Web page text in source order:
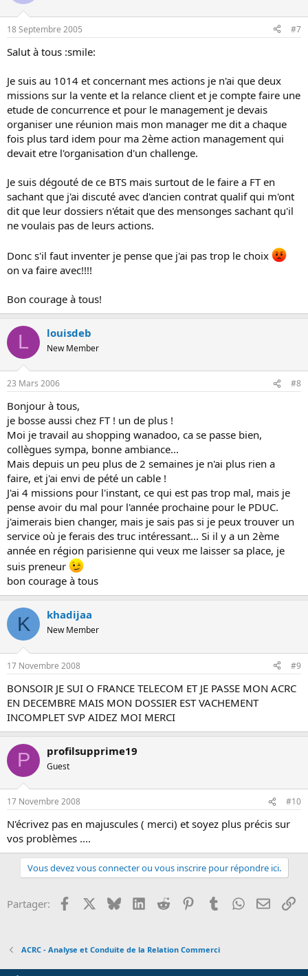
18 Septembre 2005 #7
Salut à tous :smile:
Je suis au 1014 et concernant mes actions je n'ai que deux
missions sur la vente et la relance client et je compte faire une
etude de concurrence et pour le management je devais
organiser une réunion mais mon manager me dit a chaque
fois plus tard idem pour ma 2ème action management qui
devait etre l'organisation d'un challenge.
Je suis dégouté de ce BTS mais surtout de le faire a FT en
sachant que j'ai discuté avec d'ancien contrat qualif qui m'ont
dit que leur dossiers n'était que des mensonges sachant qu'il
ne voulais pas de leurs actions.
Donc s'il faut inventer je pense que j'ai pas trop le choix
on va faire avec!!!!
Bon courage à tous!
L louisdeb
New Member
23 Mars 2006 #8
Bonjour à tous,
je bosse aussi chez FT ! un de plus !
Moi je travail au shopping wanadoo, ca se passe bien,
collègues sympa, bonne ambiance...
Mais depuis un peu plus de 2 semaines je n'ai plus rien a
faire, et j'ai envi de pété un cable !
J'ai 4 missions pour l'instant, ce qui est pas trop mal, mais je
pense avoir du mal pour l'année prochaine pour le PDUC.
j'aimerais bien changer, mais je sais pas si je peux trouver un
service où je ferais des truc intéressant... Si il y a un 2ème
année en région parisienne qui veux me laisser sa place, je
suis preneur
bon courage à tous
K khadijaa
New Member
17 Novembre 2008 #9
BONSOIR JE SUI O FRANCE TELECOM ET JE PASSE MON ACRC
EN DECEMBRE MAIS MON DOSSIER EST VACHEMENT
INCOMPLET SVP AIDEZ MOI MERCI
P profilsupprime19
Guest
17 Novembre 2008 #10
N'écrivez pas en majuscules ( merci) et soyez plus précis sur
vos problèmes ....
Vous devez vous connecter ou vous inscrire pour répondre ici.
Partager: Facebook BlueskyLinkedInReddit PinterestTumblrWhatsApp
Email
ACRC - Analyse et Conduite de la Relation Commerci